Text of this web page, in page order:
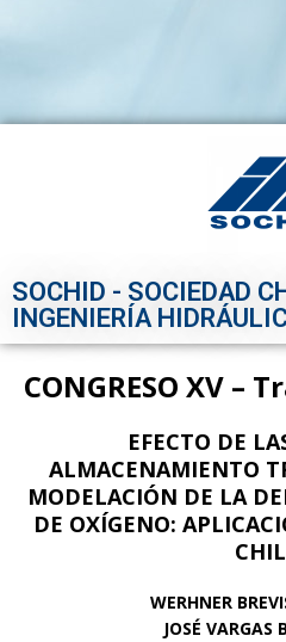
SOCHID - SOCIEDAD
INGENIERÍA
CONGRESO XV –
EFECTO DE
ALMACENAMIENTO
MODELACIÓN DE LA
DE OXÍGENO:
WERHNER
JOSÉ VARGAS